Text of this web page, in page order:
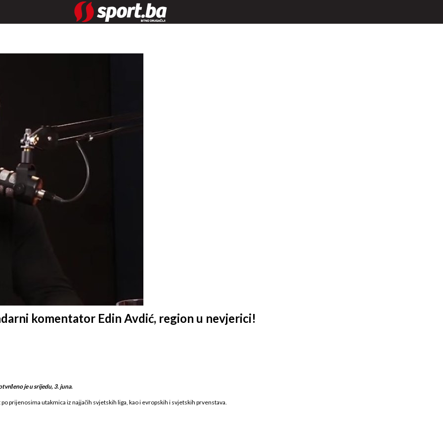
komentator Edin Avdić, region u nevjerici!
je u srijedu, 3. juna.
prijenosima utakmica iz najjačih svjetskih liga, kao i evropskih i svjetskih prvenstava.